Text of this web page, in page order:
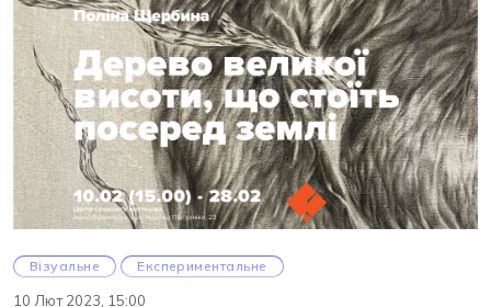
Візуальне Експериментальне
10 Лют 2023, 15:00